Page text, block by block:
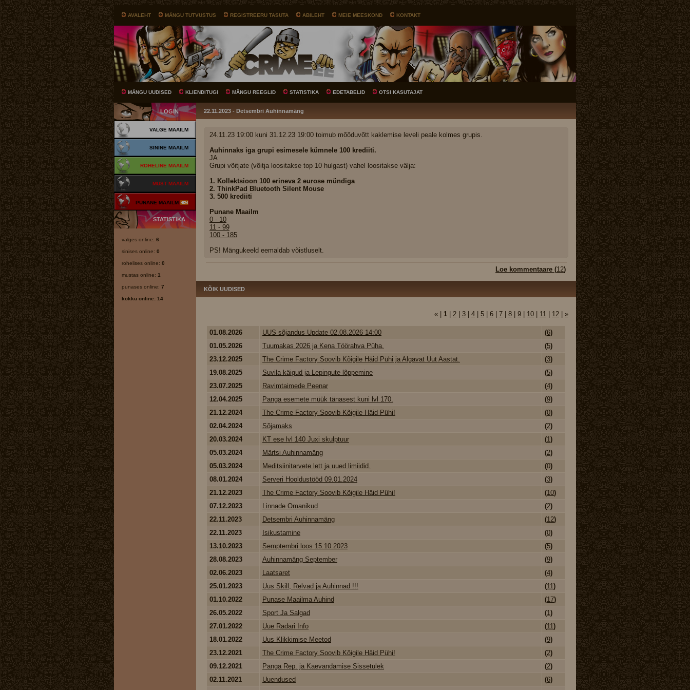
AVALEHT MÄNGU TUTVUSTUS REGISTREERU TASUTA ABILEHT MEIE MEESKOND KONTAKT
MÄNGU UUDISED KLIENDITUGI MÄNGU REEGLID STATISTIKA EDETABELID OTSI KASUTAJAT
LOGIN
VALGE MAAILM
SININE MAAILM
ROHELINE MAAILM
MUST MAAILM
PUNANE MAAILM
STATISTIKA
valges online: 6
sinises online: 0
rohelises online: 0
mustas online: 1
punases online: 7
kokku online: 14
22.11.2023 - Detsembri Auhinnamäng
24.11.23 19:00 kuni 31.12.23 19:00 toimub mõõduvõtt kaklemise leveli peale kolmes grupis.
Auhinnaks iga grupi esimesele kümnele 100 krediiti.
JA
Grupi võitjate (võitja loositakse top 10 hulgast) vahel loositakse välja:
1. Kollektsioon 100 erineva 2 eurose mündiga
2. ThinkPad Bluetooth Silent Mouse
3. 500 krediiti
Punane Maailm
0 - 10
11 - 99
100 - 185
PS! Mängukeeld eemaldab võistluselt.
Loe kommentaare (12)
KÕIK UUDISED
« | 1 2 3 4 5 6 7 8 9 10 11 12 »
01.08.2026 UUS sõjandus Update 02.08.2026 14:00 (6)
01.05.2026
Tuumakas 2026 ja Kena Töörahva Püha. (5)
23.12.2025
The Crime Factory Soovib Kõigile Häid Pühi ja Algavat Uut Aastat. (3)
19.08.2025
Suvila käigud ja Lepingute lõppemine (5)
23.07.2025
Ravimtaimede Peenar (4)
12.04.2025
Panga esemete müük tänasest kuni lvl 170. (9)
21.12.2024
The Crime Factory Soovib Kõigile Häid Pühi! (0)
02.04.2024
Sõjamaks (2)
20.03.2024
KT ese lvl 140 Juxi skulptuur (1)
05.03.2024
Märtsi Auhinnamäng (2)
05.03.2024
Meditsiinitarvete lett ja uued limiidid. (0)
08.01.2024
Serveri Hooldustööd 09.01.2024 (3)
21.12.2023
The Crime Factory Soovib Kõigile Häid Pühi! (10)
07.12.2023
Linnade Omanikud (2)
22.11.2023
Detsembri Auhinnamäng (12)
22.11.2023
Isikustamine (0)
13.10.2023
Semptembri loos 15.10.2023 (5)
28.08.2023
Auhinnamäng September (9)
02.06.2023
Laatsaret (4)
25.01.2023
Uus Skill, Relvad ja Auhinnad !!! (11)
01.10.2022
Punase Maailma Auhind (17)
26.05.2022
Sport Ja Salgad (1)
27.01.2022
Uue Radari Info (11)
18.01.2022
Uus Klikkimise Meetod (9)
23.12.2021
The Crime Factory Soovib Kõigile Häid Pühi! (2)
09.12.2021
Panga Rep. ja Kaevandamise Sissetulek (2)
02.11.2021
Uuendused (6)